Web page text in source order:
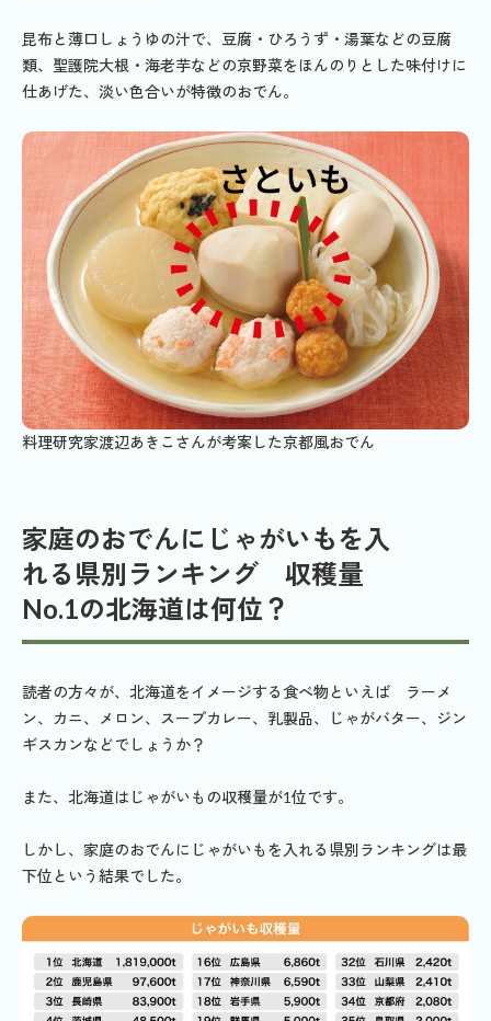
昆布と薄口しょうゆの汁で、豆腐・ひろうず・湯葉などの豆腐
類、聖護院大根・海老芋などの京野菜をほんのりとした味付けに
仕あげた、淡い色合いが特徴のおでん。
料理研究家渡辺あきこさんが考案した京都風おでん
家庭のおでんにじゃがいもを入
れる県別ランキング 収穫量
No.1の北海道は何位？
読者の方々が、北海道をイメージする食べ物といえば ラーメ
ン、カニ、メロン、スープカレー、乳製品、じゃがバター、ジン
ギスカンなどでしょうか？
また、北海道はじゃがいもの収穫量が1位です。
しかし、家庭のおでんにじゃがいもを入れる県別ランキングは最
下位という結果でした。